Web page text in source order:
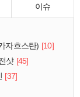
이슈
자흐스탄) [10]
샷 [45]
[37]